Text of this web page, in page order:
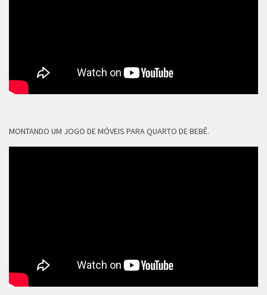
MONTANDO UM JOGO DE MÓVEIS PARA QUARTO DE BEBÊ.